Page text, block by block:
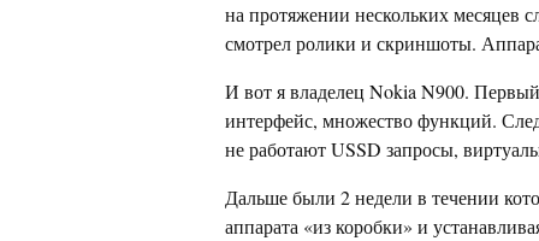
на протяжении нескольких месяцев
смотрел ролики и скриншоты.
И вот я владелец Nokia N900.
интерфейс, множество функций.
не работают USSD запросы,
Дальше были 2 недели в течении
аппарата «из коробки» и